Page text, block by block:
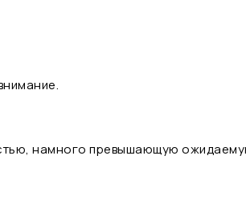
намного превышающую